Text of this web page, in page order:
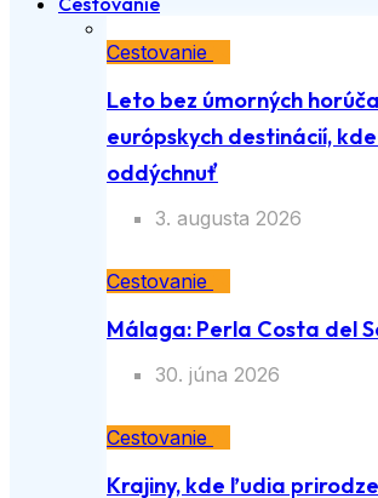
Cestovanie
Leto bez úmorných
európskych destinácií,
oddýchnuť
3. augusta 2026
Cestovanie
Málaga: Perla Costa del
30. júna 2026
Cestovanie
Krajiny, kde ľudia